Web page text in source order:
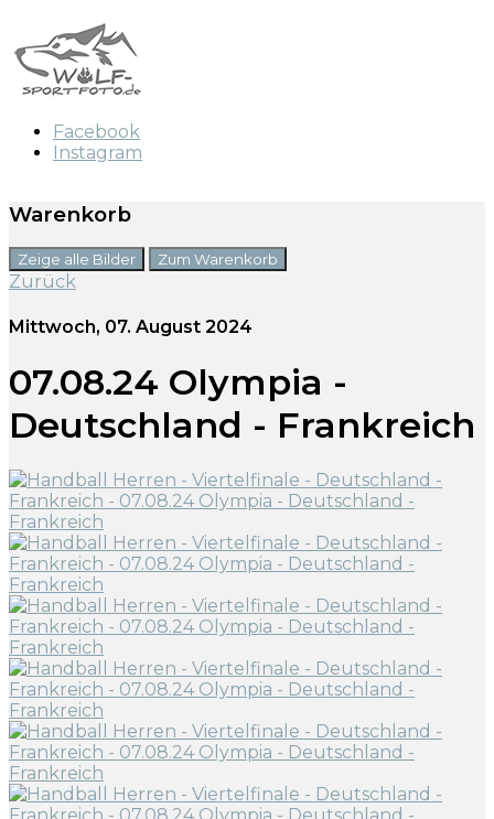
Facebook
Instagram
Warenkorb
Zeige alle Bilder Zum Warenkorb
Zurück
Mittwoch, 07. August 2024
07.08.24 Olympia -
Deutschland - Frankreich